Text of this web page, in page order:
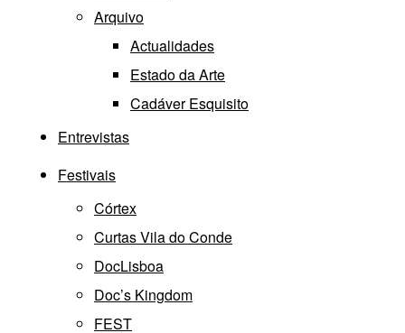
Arquivo
Actualidades
Estado da Arte
Cadáver Esquisito
Entrevistas
Festivais
Córtex
Curtas Vila do Conde
DocLisboa
Doc’s Kingdom
FEST